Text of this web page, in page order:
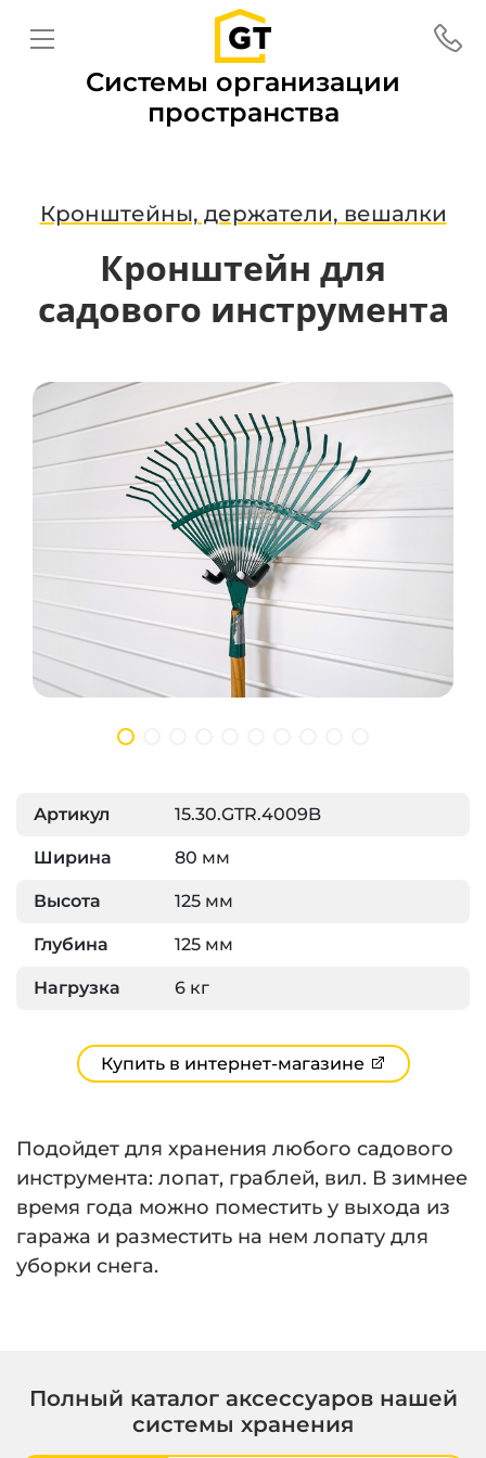
Системы организации
пространства
Кронштейны, держатели, вешалки
Кронштейн для
садового инструмента
Артикул 15.30.GTR.4009B
Ширина 80 мм
Высота 125 мм
Глубина 125 мм
Нагрузка 6 кг
Купить в интернет-магазине
Подойдет для хранения любого садового
инструмента: лопат, граблей, вил. В зимнее
время года можно поместить у выхода из
гаража и разместить на нем лопату для
уборки снега.
Полный каталог аксессуаров нашей
системы хранения